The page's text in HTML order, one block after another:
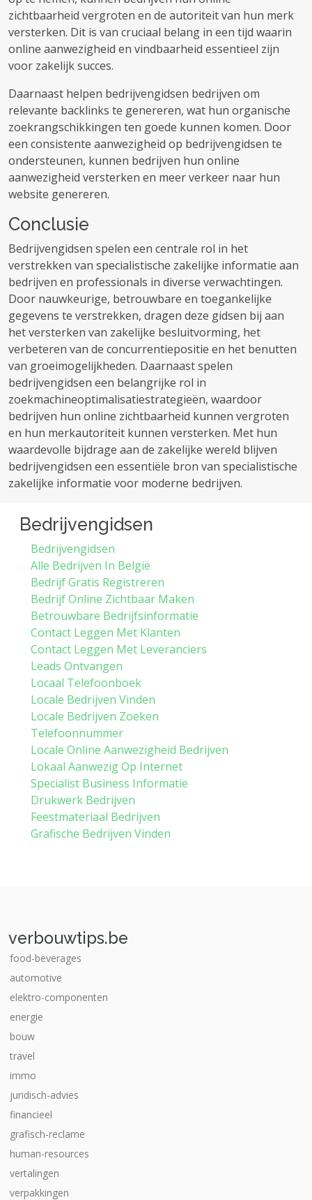
zichtbaarheid vergroten en de autoriteit van hun merk
versterken. Dit is van cruciaal belang in een tijd waarin
online aanwezigheid en vindbaarheid essentieel zijn
voor zakelijk succes.
Daarnaast helpen bedrijvengidsen bedrijven om
relevante backlinks te genereren, wat hun organische
zoekrangschikkingen ten goede kunnen komen. Door
een consistente aanwezigheid op bedrijvengidsen te
ondersteunen, kunnen bedrijven hun online
aanwezigheid versterken en meer verkeer naar hun
website genereren.
Conclusie
Bedrijvengidsen spelen een centrale rol in het
verstrekken van specialistische zakelijke informatie aan
bedrijven en professionals in diverse verwachtingen.
Door nauwkeurige, betrouwbare en toegankelijke
gegevens te verstrekken, dragen deze gidsen bij aan
het versterken van zakelijke besluitvorming, het
verbeteren van de concurrentiepositie en het benutten
van groeimogelijkheden. Daarnaast spelen
bedrijvengidsen een belangrijke rol in
zoekmachineoptimalisatiestrategieën, waardoor
bedrijven hun online zichtbaarheid kunnen vergroten
en hun merkautoriteit kunnen versterken. Met hun
waardevolle bijdrage aan de zakelijke wereld blijven
bedrijvengidsen een essentiële bron van specialistische
zakelijke informatie voor moderne bedrijven.
Bedrijvengidsen
Bedrijvengidsen
Alle Bedrijven In België
Bedrijf Gratis Registreren
Bedrijf Online Zichtbaar Maken
Betrouwbare Bedrijfsinformatie
Contact Leggen Met Klanten
Contact Leggen Met Leveranciers
Leads Ontvangen
Locaal Telefoonboek
Locale Bedrijven Vinden
Locale Bedrijven Zoeken
Telefoonnummer
Locale Online Aanwezigheid Bedrijven
Lokaal Aanwezig Op Internet
Specialist Business Informatie
Drukwerk Bedrijven
Feestmateriaal Bedrijven
Grafische Bedrijven Vinden
verbouwtips.be
food-beverages
automotive
elektro-componenten
energie
bouw
travel
immo
juridisch-advies
financieel
grafisch-reclame
human-resources
vertalingen
verpakkingen